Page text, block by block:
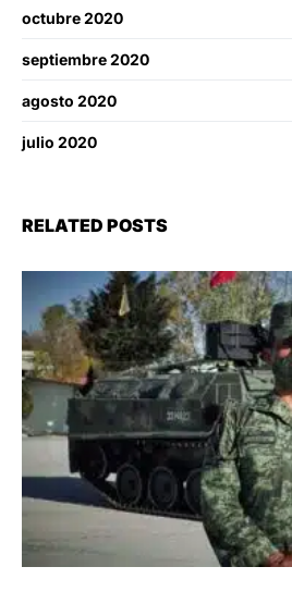
octubre 2020
septiembre 2020
agosto 2020
julio 2020
RELATED POSTS